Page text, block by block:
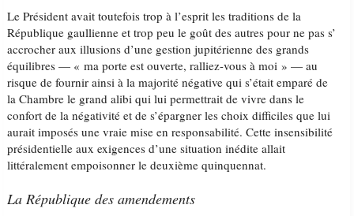
Le Président avait toutefois trop à l’esprit les traditions de la
République gaullienne et trop peu le goût des autres pour ne pas s’
accrocher aux illusions d’une gestion jupitérienne des grands
équilibres — « ma porte est ouverte, ralliez-vous à moi » — au
risque de fournir ainsi à la majorité négative qui s’était emparé de
la Chambre le grand alibi qui lui permettrait de vivre dans le
confort de la négativité et de s’épargner les choix difficiles que lui
aurait imposés une vraie mise en responsabilité. Cette insensibilité
présidentielle aux exigences d’une situation inédite allait
littéralement empoisonner le deuxième quinquennat.
La République des amendements